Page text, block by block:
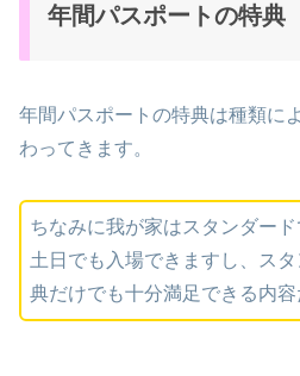
年間パスポートの特典
年間パスポートの特典は種類に
わってきます。
ちなみに我が家はスタンダード
土日でも入場できますし、ス
典だけでも十分満足できる内容